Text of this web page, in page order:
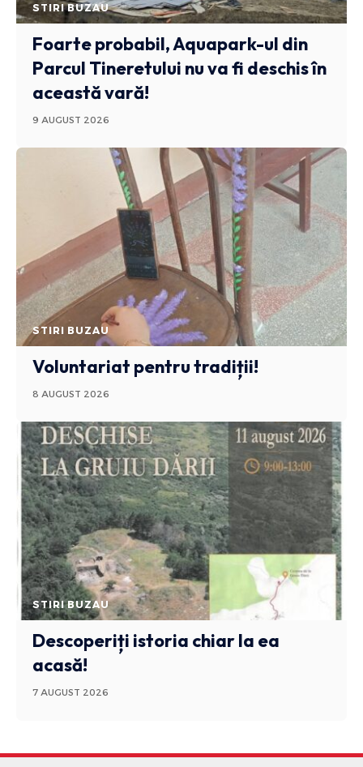
STIRI BUZAU
Foarte probabil, Aquapark-ul din
Parcul Tineretului nu va fi deschis în
această vară!
9 AUGUST 2026
STIRI BUZAU
Voluntariat pentru tradiții!
8 AUGUST 2026
STIRI BUZAU
Descoperiți istoria chiar la ea
acasă!
7 AUGUST 2026